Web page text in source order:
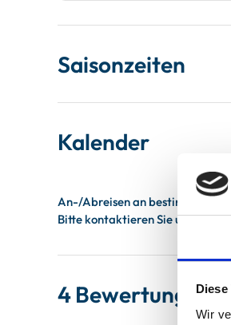
Wir
Saisonzeiten
Kalender
4 Bewertungen